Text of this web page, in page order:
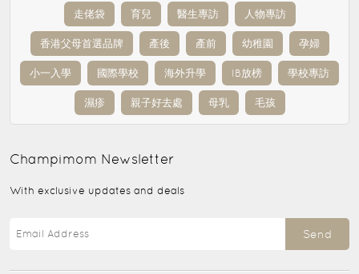
走佬袋 育兒 醫生專訪 人物專訪
香港父母首選品牌 產後 產前 幼稚園 孕婦
小一入學 國際學校 海外升學 IB放榜 學校專訪
濕疹 親子好去處 母乳 毛孩
Champimom Newsletter
With exclusive updates and deals
Send